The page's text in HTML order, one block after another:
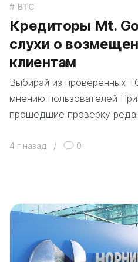
BTC
Кредиторы Mt.
слухи о
клиентам
Выбирай из проверенных
мнению пользователей
прошедшие проверку
4 г назад / 0